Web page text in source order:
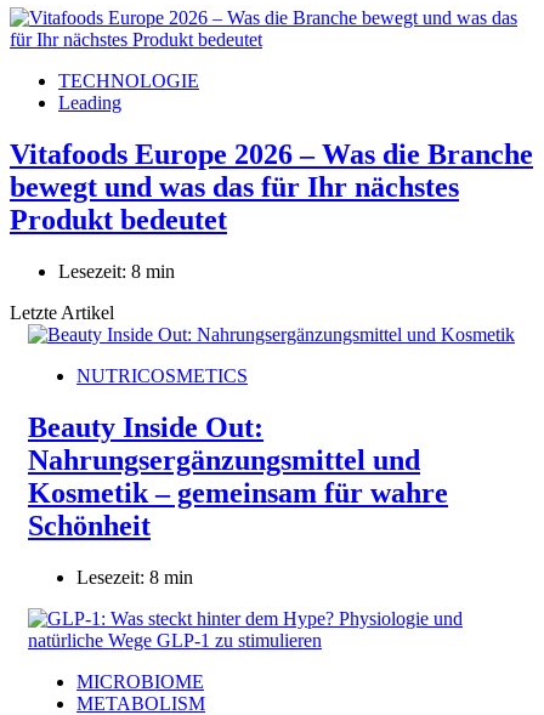
TECHNOLOGIE
Leading
Vitafoods Europe 2026 – Was die Branche
bewegt und was das für Ihr nächstes
Produkt bedeutet
Lesezeit: 8 min
Letzte Artikel
NUTRICOSMETICS
Beauty Inside Out:
Nahrungsergänzungsmittel und
Kosmetik – gemeinsam für wahre
Schönheit
Lesezeit: 8 min
MICROBIOME
METABOLISM